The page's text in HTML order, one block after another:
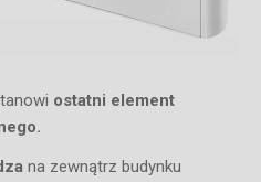
ostatni element
na zewnątrz budynku